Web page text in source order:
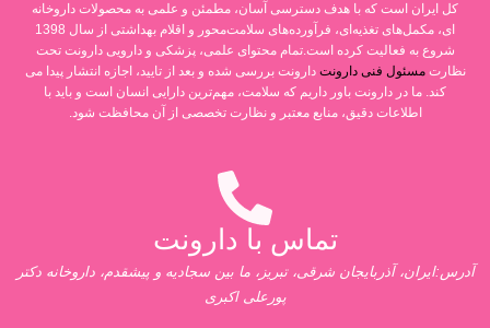
کل ایران است که با هدف دسترسی آسان، مطمئن و علمی به محصولات داروخانه
ای، مکمل‌های تغذیه‌ای، فرآورده‌های سلامت‌محور و اقلام بهداشتی از سال 1398
شروع به فعالیت کرده است.تمام محتوای علمی، پزشکی و دارویی دارونت تحت
نظارتمسئول فنی دارونت دارونت بررسی شده و بعد از تایید، اجازه انتشار پیدا می
کند. ما در دارونت باور داریم که سلامت، مهم‌ترین دارایی انسان است و باید با
اطلاعات دقیق، منابع معتبر و نظارت تخصصی از آن محافظت شود.
تماس با دارونت
آدرس:ایران، آذربایجان شرقی، تبریز، ما بین سجادیه و پیشقدم، داروخانه دکتر
پورعلی اکبری